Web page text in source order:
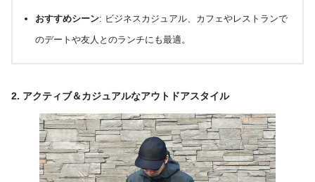
おすすめシーン: ビジネスカジュアル、カフェやレストランで
のデートや友人とのランチにも最適。
2. アクティブ＆カジュアルなアウトドアスタイル